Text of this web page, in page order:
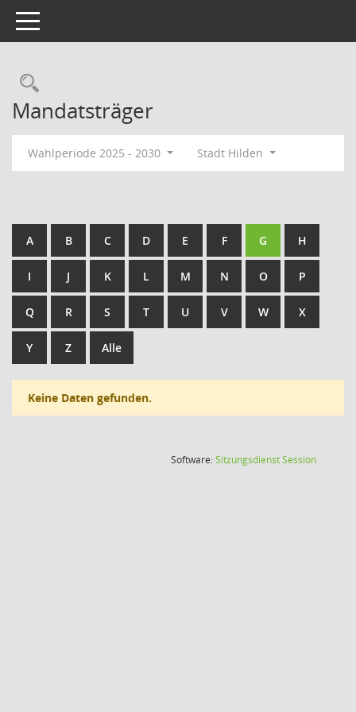
Toggle navigation
Rechercheauswahl
Mandatsträger
Wahlperiode 2025 - 2030 Stadt Hilden
A B C D E F G H
I J K L M N O P
Q R S T U V W X
Y Z Alle
Keine Daten gefunden.
Software:SitzungsdienstSession(Wird in